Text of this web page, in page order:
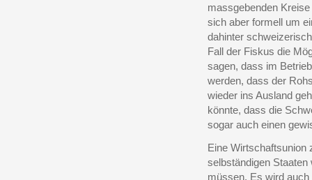
massgebenden
sich aber formell um
dahinter
Fall der Fiskus die
sagen, dass im
werden, dass der
wieder ins Ausland
könnte, dass die
sogar auch einen
Eine Wirtschaftsunion
selbständigen Staaten
müssen. Es wird